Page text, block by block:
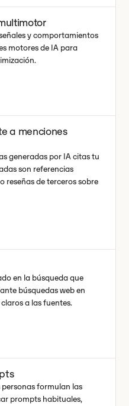
y comportamientos
motores de IA para
a menciones
generadas por IA citas tu
son referencias
reseñas de terceros sobre
en la búsqueda que
búsquedas web en
a las fuentes.
formulan las
prompts habituales,